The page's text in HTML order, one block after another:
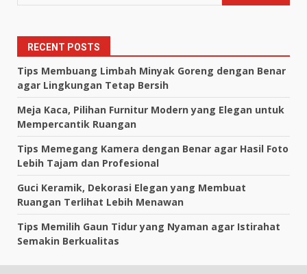
RECENT POSTS
Tips Membuang Limbah Minyak Goreng dengan Benar
agar Lingkungan Tetap Bersih
Meja Kaca, Pilihan Furnitur Modern yang Elegan untuk
Mempercantik Ruangan
Tips Memegang Kamera dengan Benar agar Hasil Foto
Lebih Tajam dan Profesional
Guci Keramik, Dekorasi Elegan yang Membuat
Ruangan Terlihat Lebih Menawan
Tips Memilih Gaun Tidur yang Nyaman agar Istirahat
Semakin Berkualitas